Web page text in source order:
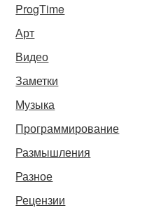
ProgTime
Арт
Видео
Заметки
Музыка
Программирование
Размышления
Разное
Рецензии